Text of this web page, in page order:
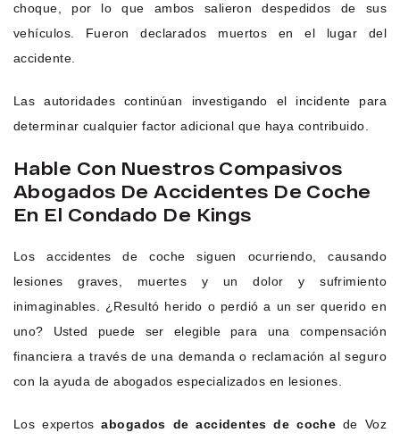
choque, por lo que ambos salieron despedidos de sus
vehículos. Fueron declarados muertos en el lugar del
accidente.
Las autoridades continúan investigando el incidente para
determinar cualquier factor adicional que haya contribuido.
Hable Con Nuestros Compasivos
Abogados De Accidentes De Coche
En El Condado De Kings
Los accidentes de coche siguen ocurriendo, causando
lesiones graves, muertes y un dolor y sufrimiento
inimaginables. ¿Resultó herido o perdió a un ser querido en
uno? Usted puede ser elegible para una compensación
financiera a través de una demanda o reclamación al seguro
con la ayuda de abogados especializados en lesiones.
Los expertosabogados de accidentes de coche de Voz